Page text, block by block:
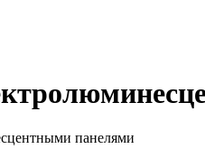
панелями